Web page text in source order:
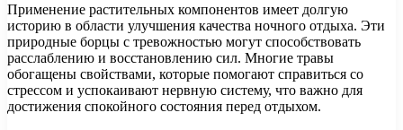
Применение растительных компонентов имеет долгую
историю в области улучшения качества ночного отдыха. Эти
природные борцы с тревожностью могут способствовать
расслаблению и восстановлению сил. Многие травы
обогащены свойствами, которые помогают справиться со
стрессом и успокаивают нервную систему, что важно для
достижения спокойного состояния перед отдыхом.